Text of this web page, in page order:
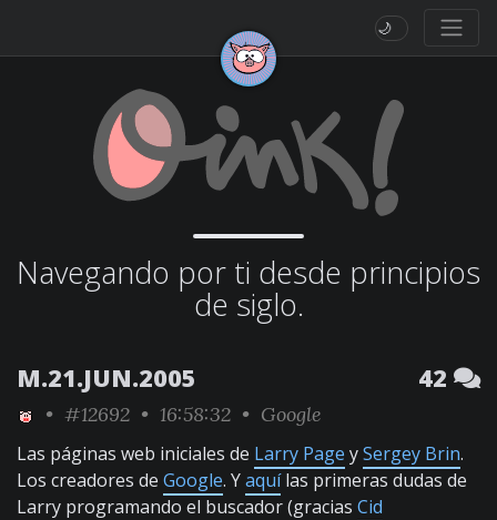
🌙
Navegando por ti desde principios
de siglo.
M.21.JUN.2005 42
• #12692 • 16:58:32 • Google
Las páginas web iniciales de Larry Page ySergey Brin.
Los creadores de Google. Yaquílas primeras dudas de
Larry programando el buscador (gracias Cid